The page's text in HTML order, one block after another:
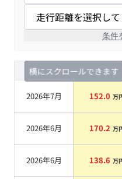
条件
横にスクロールできます
査定時期 セルカ実績
2026年7月 152.0 万
2026年6月 170.2 万
2026年6月 138.6 万